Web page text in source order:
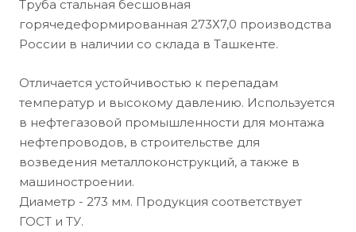
Труба стальная бесшовная
горячедеформированная 273Х7,0 производства
России в наличии со склада в Ташкенте.
Отличается устойчивостью к перепадам
температур и высокому давлению. Используется
в нефтегазовой промышленности для монтажа
нефтепроводов, в строительстве для
возведения металлоконструкций, а также в
машиностроении.
Диаметр - 273 мм. Продукция соответствует
ГОСТ и ТУ.